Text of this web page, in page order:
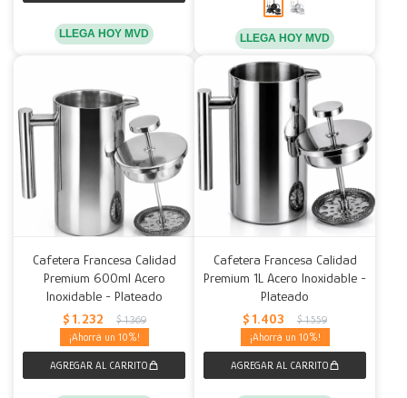
LLEGA HOY MVD LLEGA HOY MVD
Cafetera Francesa Calidad
Premium 600ml Acero
Inoxidable - Plateado
$ 1.232 $ 1.369
10
Cafetera Francesa Calidad
Premium 1L Acero Inoxidable -
Plateado
$ 1.403 $ 1.559
10